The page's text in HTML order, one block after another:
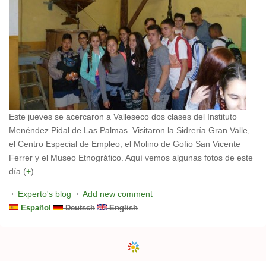
Este jueves se acercaron a Valleseco dos clases del Instituto
Menéndez Pidal de Las Palmas. Visitaron la Sidrería Gran Valle,
el Centro Especial de Empleo, el Molino de Gofio San Vicente
Ferrer y el Museo Etnográfico. Aquí vemos algunas fotos de este
día (+)
Experto's blog Add new comment
Español Deutsch English